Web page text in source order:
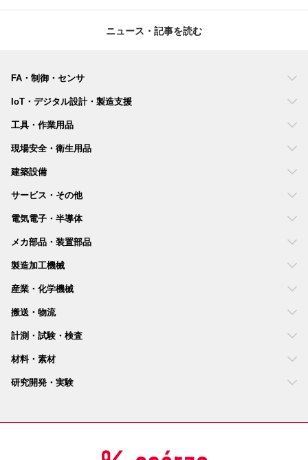
ニュース・記事を読む
FA・制御・センサ
IoT・デジタル設計・製造支援
工具・作業用品
現場安全・衛生用品
建築設備
サービス・その他
電気電子・半導体
メカ部品・装置部品
製造加工機械
産業・化学機械
搬送・物流
計測・試験・検査
材料・素材
研究開発・実験